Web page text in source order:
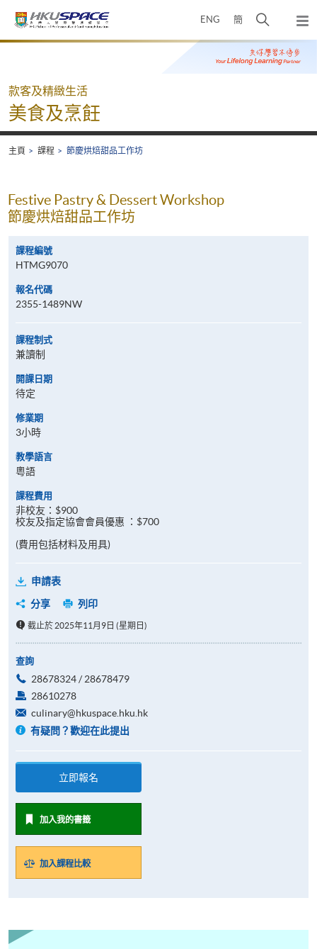
ENG 簡
開
搜
尋
彈
出
主
Main
款客及精緻生活
美食及烹飪
主頁 課程 節慶烘焙甜品工作坊
Festive Pastry & Dessert Workshop
節慶烘焙甜品工作坊
課程編號
HTMG9070
報名代碼
2355-1489NW
課程制式
兼讀制
開課日期
待定
修業期
3小時
教學語言
粵語
課程費用
非校友：$900
校友及指定協會會員優惠 ：$700
(費用包括材料及用具)
申請表
分享
列印
截止於 2025年11月9日 (星期日)
查詢
28678324 / 28678479
28610278
culinary@hkuspace.hku.hk
有疑問？歡迎在此提出
立即報名
加入我的書籤
加入課程比較